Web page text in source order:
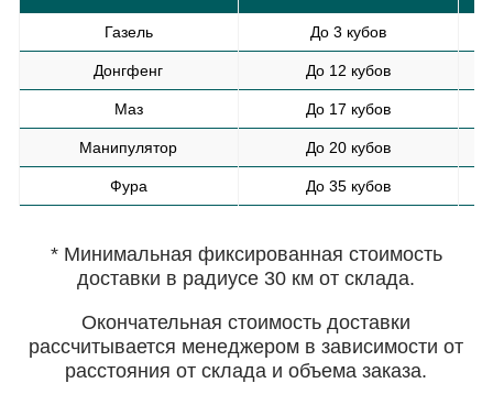
Газель До 3 кубов
Донгфенг До 12 кубов
Маз До 17 кубов
Манипулятор До 20 кубов
Фура До 35 кубов
* Минимальная фиксированная стоимость
доставки в радиусе 30 км от склада.
Окончательная стоимость доставки
рассчитывается менеджером в зависимости от
расстояния от склада и объема заказа.